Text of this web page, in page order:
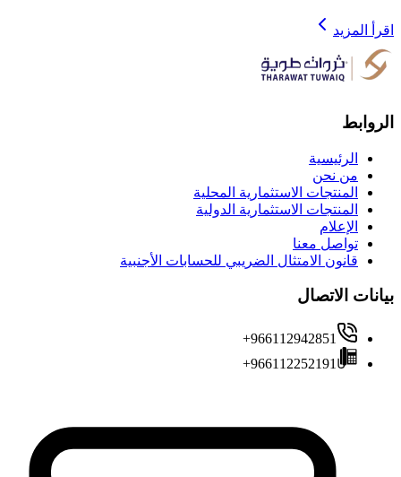
اقرأ المزيد
الروابط
الرئيسية
من نحن
المنتجات الاستثمارية المحلية
المنتجات الاستثمارية الدولية
الإعلام
تواصل معنا
قانون الامتثال الضريبي للحسابات الأجنبية
بيانات الاتصال
+966112942851
+966112252191